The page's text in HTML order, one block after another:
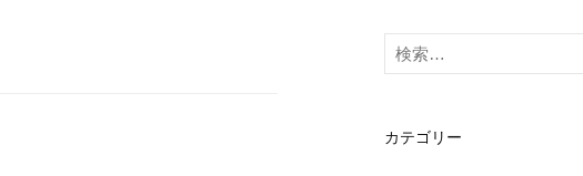
検
索:
カテゴリー